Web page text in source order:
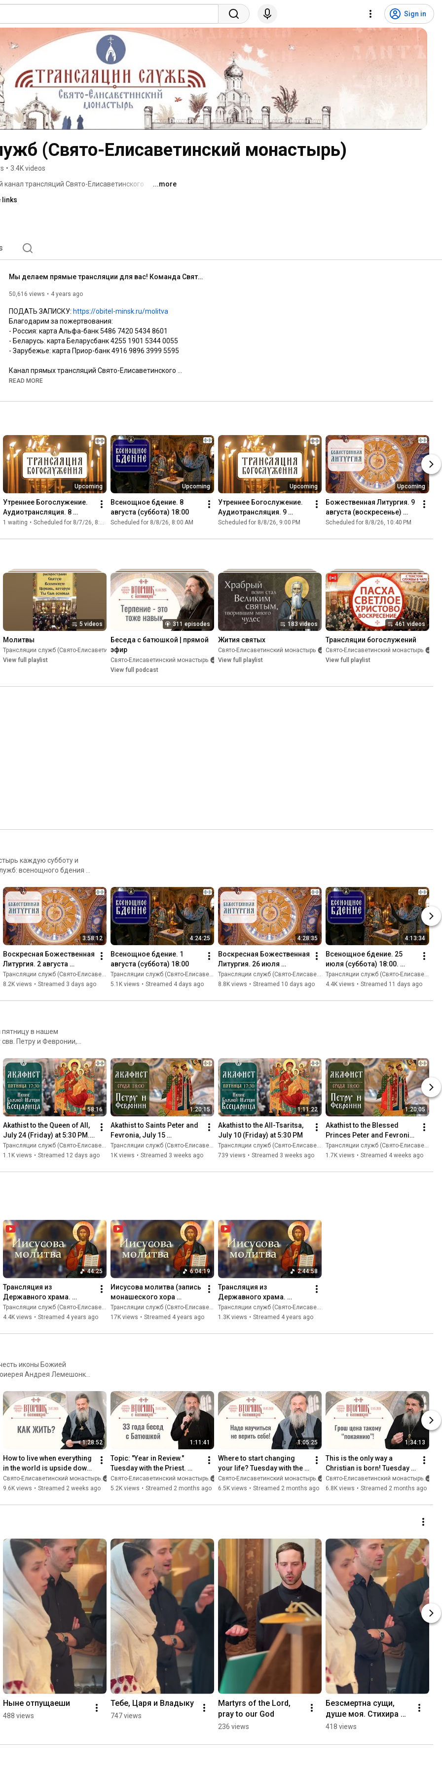
Sign in
(Свято-Eлисаветинский монастырь)
• 3.4K videos
трансляций Свято-Елисаветинского
...more
links
Мы делаем прямые трансляции для вас! Команда Свято-Елисаветинского монастыря
50,616 views 4 years ago
ПОДАТЬ ЗАПИСКУ: https://obitel-minsk.ru/molitva
Благодарим за пожертвования:
- Россия: карта Альфа-банк 5486 7420 5434 8601
- Беларусь: карта Беларусбанк 4255 1901 5344 0055
- Зарубежье: карта Приор-банк 4916 9896 3999 5595
Канал прямых трансляций Свято-Елисаветинского
монастыря — это трансляции богослужений, акафистов,
работают над созданием материалов. Среди них
видеоконтентом трудятся люди, которые выбрали
служение Богу, служение ближнему.
Свято-Елисаветинский монастырь https://obitel-minsk.ru
https://vkvideo.ru/@obitelsem
Лицензионный код используемой музыки
BGZYLPOSLXDW8O8M
READ MORE
Upcoming
Утреннее Богослужение.
Аудиотрансляция. 8
августа (суббота) 2026 г.
1 waiting • Scheduled for 8/7/26, 8:50 PM
Upcoming
Всенощное бдение. 8
августа (суббота) 18:00
Scheduled for 8/8/26, 8:00 AM
Upcoming
Утреннее Богослужение.
Аудиотрансляция. 9
августа (воскресенье)
Scheduled for 8/8/26, 9:00 PM
Upcoming
Божественная Литургия. 9
августа (воскресенье)
08:40
Scheduled for 8/8/26, 10:40 PM
монастырь) • Playlist
5 videos
Молитвы
Трансляции служб (Свято-Eлисаветинский монастырь)
View full playlist
311 episodes
Беседа с батюшкой | прямой
эфир
Свято-Eлисаветинский монастырь • Podcast
View full podcast
183 videos
Жития святых
Свято-Eлисаветинский монастырь • Playlist
View full playlist
461 videos
Трансляции богослужений
Свято-Eлисаветинский монастырь
View full playlist
каждую субботу и
всенощного бдения в
вам, что если двое из
будет им от Отца
Я посреди них" (Мф. 18,
На богослужениях
распевы, в
греческий, а также
имена на сорокоуст,
3:58:12
Воскресная Божественная
Литургия. 2 августа
(воскресенье) 08:40
Трансляции служб (Свято-Eлисаветинский монастырь)
8.2K views • Streamed 3 days ago
4:24:25
Всенощное бдение. 1
августа (суббота) 18:00
Трансляции служб (Свято-Eлисаветинский монастырь)
5.1K views • Streamed 4 days ago
4:28:35
Воскресная Божественная
Литургия. 26 июля
(воскресенье) 08:40.
Свято-Елисаветинский
Трансляции служб (Свято-Eлисаветинский монастырь)
8.8K views • Streamed 10 days ago
4:13:34
Всенощное бдение. 25
июля (суббота) 18:00.
Свято-Елисаветинский
монастырь
Трансляции служб (Свято-Eлисаветинский монастырь)
4.4K views • Streamed 11 days ago
пятницу в нашем
58:16
Akathist to the Queen of All,
July 24 (Friday) at 5:30 PM.
St. Elizabeth Monastery
Трансляции служб (Свято-Eлисаветинский монастырь)
1.1K views • Streamed 12 days ago
1:20:15
Akathist to Saints Peter and
Fevronia, July 15
(Wednesday) at 6:00 PM
Трансляции служб (Свято-Eлисаветинский монастырь)
1K views • Streamed 3 weeks ago
1:11:22
Akathist to the All-Tsaritsa,
July 10 (Friday) at 5:30 PM
Трансляции служб (Свято-Eлисаветинский монастырь)
739 views • Streamed 3 weeks ago
1:20:05
Akathist to the Blessed
Princes Peter and Fevronia
July 8 (Wednesday) at 6:00
PM
Трансляции служб (Свято-Eлисаветинский монастырь)
1.7K views • Streamed 4 weeks ago
44:25
Трансляция из
Державного храма.
Иисусова молитва (запись
монашеского хора
Трансляции служб (Свято-Eлисаветинский монастырь)
4.4K views • Streamed 4 years ago
6:04:19
Иисусова молитва (запись
монашеского хора
обители).
Трансляции служб (Свято-Eлисаветинский монастырь)
17K views • Streamed 4 years ago
2:44:58
Трансляция из
Державного храма.
Иисусова молитва (запись
монашеского хора
Трансляции служб (Свято-Eлисаветинский монастырь)
1.3K views • Streamed 4 years ago
иконы Божией
Андрея Лемешонка
с батюшкой"
1:28:52
How to live when everything
in the world is upside down?
Tuesday with a Priest. A
conversation wi...
Свято-Eлисаветинский монастырь
9.6K views • Streamed 2 weeks ago
1:11:41
Topic: "Year in Review."
Tuesday with the Priest.
Conversation with Father
Andrei Lemeshonok, May...
Свято-Eлисаветинский монастырь
5.2K views • Streamed 2 months ago
1:05:25
Where to start changing
your life? Tuesday with the
priest. A conversation with
Father Andrey Lem...
Свято-Eлисаветинский монастырь
6.5K views • Streamed 2 months ago
1:34:13
This is the only way a
Christian is born! Tuesday
with the priest. Conversation
with Father Andre...
Свято-Eлисаветинский монастырь
6.8K views • Streamed 2 months ago
Ныне отпущаеши
488 views
Тебе, Царя и Владыку
747 views
Martyrs of the Lord,
pray to our God
236 views
Безсмертна сущи,
душе моя. Стихира
Октоиха
418 views